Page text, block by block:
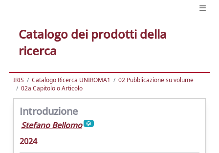
Catalogo dei prodotti della
ricerca
IRIS Catalogo Ricerca UNIROMA1
02 Pubblicazione su volume
02a Capitolo o Articolo
Introduzione
Stefano Bellomo
2024